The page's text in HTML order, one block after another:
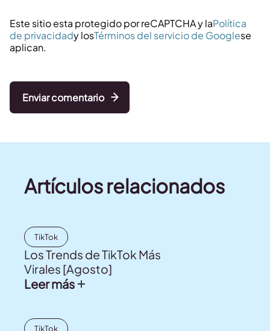
Este sitio esta protegido por reCAPTCHA y laPolítica
de privacidady losTérminos del servicio de Googlese
aplican.
Enviar comentario
Artículos relacionados
TikTok
Los Trends de TikTok Más
Virales [Agosto]
Leer más
TikTok